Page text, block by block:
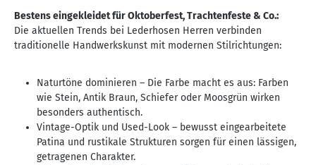
Bestens eingekleidet für Oktoberfest, Trachtenfeste & Co.:
Die aktuellen Trends bei Lederhosen Herren verbinden
traditionelle Handwerkskunst mit modernen Stilrichtungen:
Naturtöne dominieren – Die Farbe macht es aus: Farben
wie Stein, Antik Braun, Schiefer oder Moosgrün wirken
besonders authentisch.
Vintage-Optik und Used-Look – bewusst eingearbeitete
Patina und rustikale Strukturen sorgen für einen lässigen,
getragenen Charakter.